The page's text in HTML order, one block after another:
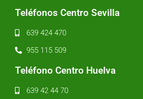
Teléfonos Centro Sevilla
639 424 470
955 115 509
Teléfono Centro Huelva
639 42 44 70